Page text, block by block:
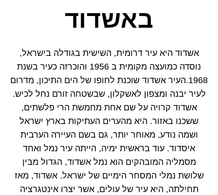
באשדוד
אשדוד היא עיר דרומית, השישית בגודלה בישראל,
נוסדה כמועצה מקומית ב 1956 והוכרזה כעיר בשנת
1968.העיר אשדוד שוכנת לחופו של הים התיכון, מדרום
לעיר יבנה ומצפון לאשקלון, שבשטחה זורם נחל לכיש.
אשדוד קרויה על שם אחת מחמשת הרי פלשתים,
ששכנו באזור. היא מהערים העתיקות בארץ ישראל
ושמה נודע, מאוחר יותר, גם בשם העיירה הערבית
איסדוד. עוד בראשית ימיה, הייתה עיר נמל ואחד
מסמליה המובהקים הוא נמל אשדוד, הגדול מבין
שלושת נמלי המסחר הימיים של ישראל. אשדוד, מאז
תחילתה, היא עיר של עולים, אשר יצרו אינטגרציה